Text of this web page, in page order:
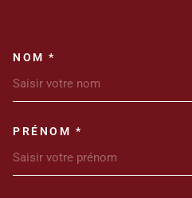
NOM *
PRÉNOM *